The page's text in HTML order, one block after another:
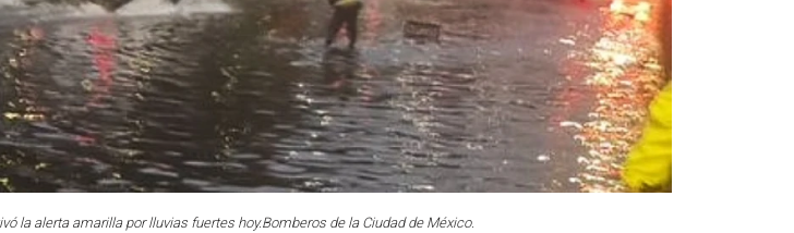
la alerta amarilla por lluvias fuertes hoy.Bomberos de la Ciudad de México.